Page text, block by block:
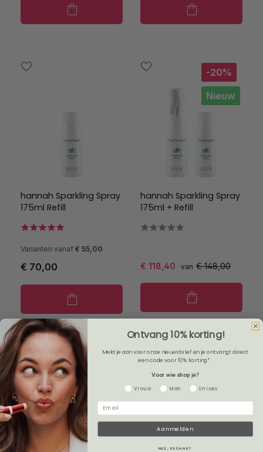
hannah Sparkling Spray
175ml Refill
Varianten vanaf € 55,00
€ 70,00
-20%
Nieuw
hannah Sparkling Spray
175ml + Refill
€ 118,40 van € 148,00
Ontvang 10% korting!
Meld je aan voor onze nieuwsbrief en je ontvangt direct
een code voor 10% korting*.
Voor wie shop je?
Gender
Vrouw Man Unisex
Aanmelden
NEE, BEDANKT